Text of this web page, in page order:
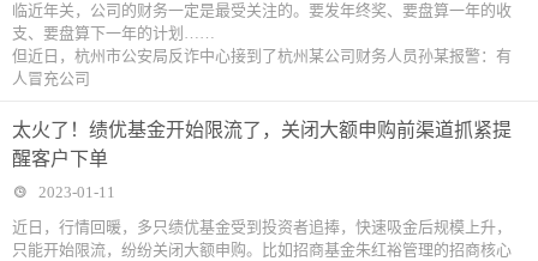
临近年关，公司的财务一定是最受关注的。要发年终奖、要盘算一年的收
支、要盘算下一年的计划……
但近日，杭州市公安局反诈中心接到了杭州某公司财务人员孙某报警：有
人冒充公司
太火了！绩优基金开始限流了，关闭大额申购前渠道抓紧提
醒客户下单
2023-01-11
近日，行情回暖，多只绩优基金受到投资者追捧，快速吸金后规模上升，
只能开始限流，纷纷关闭大额申购。比如招商基金朱红裕管理的招商核心